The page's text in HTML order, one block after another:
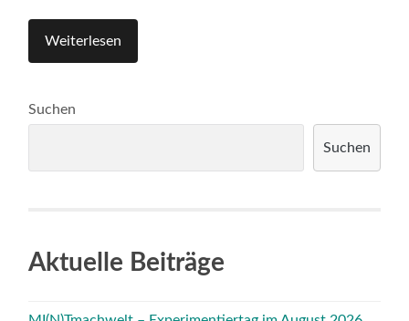
Weiterlesen
Suchen
Suchen
Aktuelle Beiträge